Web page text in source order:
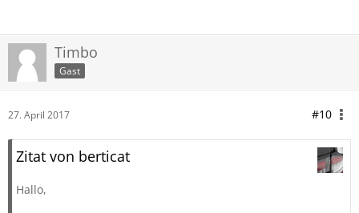
Timbo
Gast
27. April 2017 #10
Zitat von berticat
Hallo,